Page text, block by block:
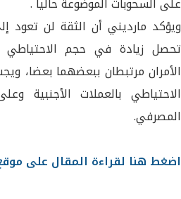
ويؤكد مارديني أن الثقة لن تعود
تحصل زيادة في حجم الاحتياطي
الأمران مرتبطان ببعضهما بعضا،
الاحتياطي بالعملات الأجنبية
المصرفي.
اضغط هنا لقراءة المقال على